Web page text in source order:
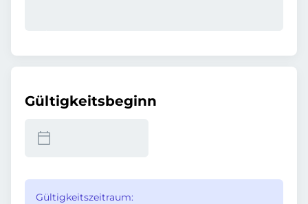
Gültigkeitsbeginn
Gültigkeitszeitraum: